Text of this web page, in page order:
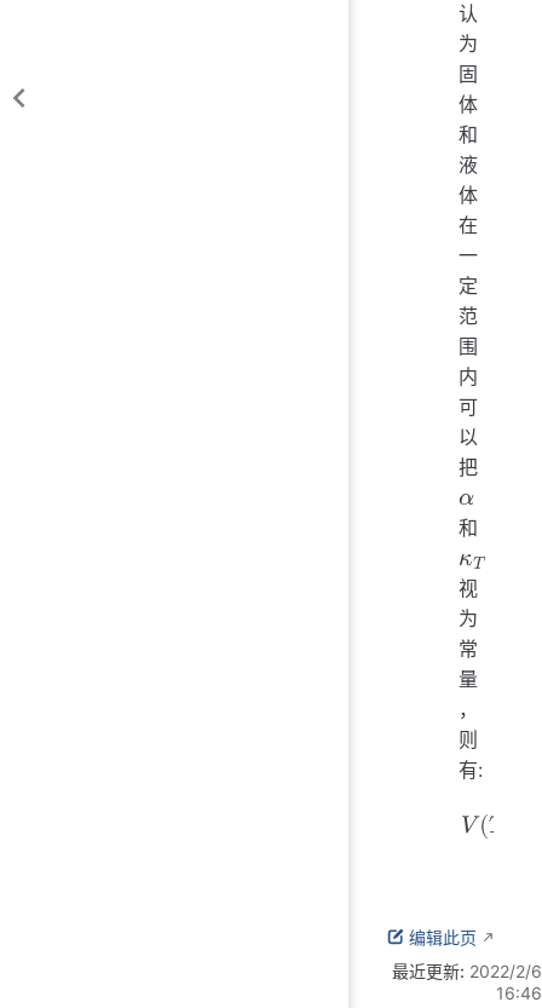
认
为
固
体
和
液
体
在
一
定
范
围
内
可
以
把
α
和
κT
视
为
常
量
，
则
有:
编辑此页
最近更新: 2022/2/6
16:46